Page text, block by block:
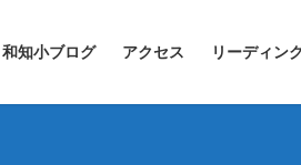
和知小ブログ アクセス リーディン